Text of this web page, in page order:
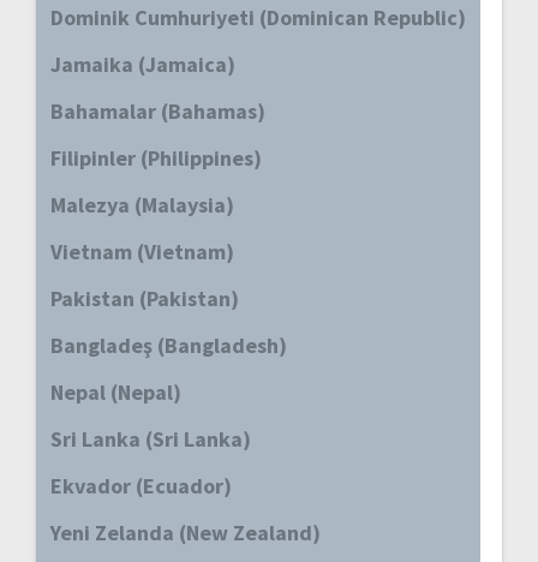
Dominik Cumhuriyeti (Dominican Republic)
Jamaika (Jamaica)
Bahamalar (Bahamas)
Filipinler (Philippines)
Malezya (Malaysia)
Vietnam (Vietnam)
Pakistan (Pakistan)
Bangladeş (Bangladesh)
Nepal (Nepal)
Sri Lanka (Sri Lanka)
Ekvador (Ecuador)
Yeni Zelanda (New Zealand)